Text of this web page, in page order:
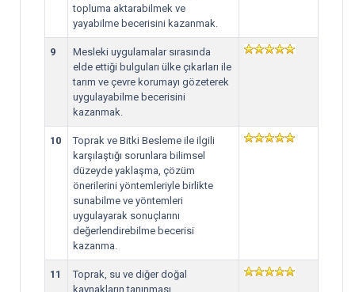
topluma aktarabilmek ve
yayabilme becerisini kazanmak.
9
Mesleki uygulamalar sırasında
elde ettiği bulguları ülke çıkarları ile
tarım ve çevre korumayı gözeterek
uygulayabilme becerisini
kazanmak.
10
Toprak ve Bitki Besleme ile ilgili
karşılaştığı sorunlara bilimsel
düzeyde yaklaşma, çözüm
önerilerini yöntemleriyle birlikte
sunabilme ve yöntemleri
uygulayarak sonuçlarını
değerlendirebilme becerisi
kazanma.
11
Toprak, su ve diğer doğal
kaynakların tanınması,